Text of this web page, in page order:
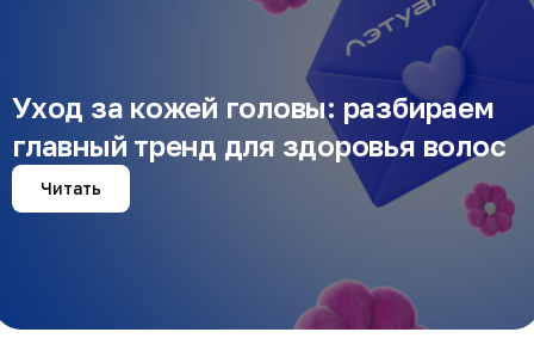
Уход за кожей головы: разбираем
главный тренд для здоровья волос
Читать